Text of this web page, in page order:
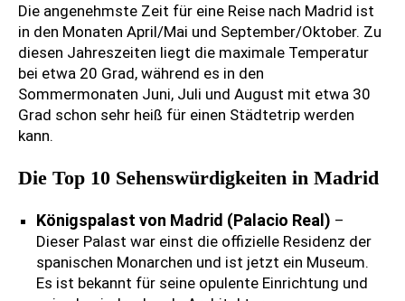
Die angenehmste Zeit für eine Reise nach Madrid ist
in den Monaten April/Mai und September/Oktober. Zu
diesen Jahreszeiten liegt die maximale Temperatur
bei etwa 20 Grad, während es in den
Sommermonaten Juni, Juli und August mit etwa 30
Grad schon sehr heiß für einen Städtetrip werden
kann.
Die Top 10 Sehenswürdigkeiten in Madrid
Königspalast von Madrid (Palacio Real) –
Dieser Palast war einst die offizielle Residenz der
spanischen Monarchen und ist jetzt ein Museum.
Es ist bekannt für seine opulente Einrichtung und